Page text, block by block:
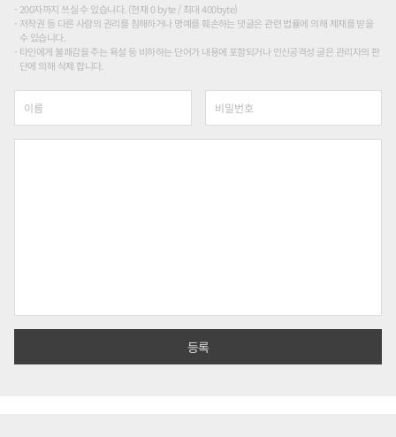
200자까지 쓰실 수 있습니다. (현재 0 byte / 최대 400byte)
저작권 등 다른 사람의 권리를 침해하거나 명예를 훼손하는 댓글은 관련 법률에 의해 제재를 받을
수 있습니다.
타인에게 불쾌감을 주는 욕설 등 비하하는 단어가 내용에 포함되거나 인신공격성 글은 관리자의 판
단에 의해 삭제 합니다.